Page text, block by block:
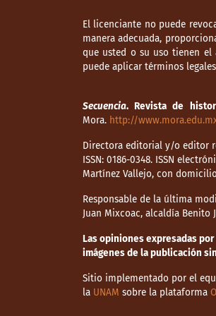
El licenciante no puede
manera adecuada,
que usted o su uso tienen el
puede aplicar términos
Secuencia. Revista de
Mora. http://
Directora editorial y/o editor
ISSN: 0186-0348. ISSN
Martínez Vallejo, con domicilio
Responsable de la última
Juan Mixcoac, alcaldía Benito
Las opiniones expresadas
imágenes de la publicación
Sitio implementado por el
la UNAM sobre la plataforma